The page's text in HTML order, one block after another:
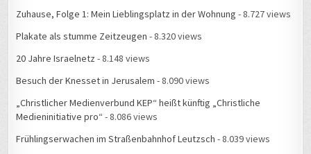
Zuhause, Folge 1: Mein Lieblingsplatz in der Wohnung - 8.727 views
Plakate als stumme Zeitzeugen - 8.320 views
20 Jahre Israelnetz - 8.148 views
Besuch der Knesset in Jerusalem - 8.090 views
„Christlicher Medienverbund KEP“ heißt künftig „Christliche
Medieninitiative pro“ - 8.086 views
Frühlingserwachen im Straßenbahnhof Leutzsch - 8.039 views